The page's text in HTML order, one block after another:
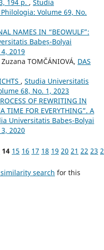
194 p. , Studia
Volume 69, No.
NAMES IN “BEOWULF”:
Babeș-Bolyai
2019
TOMČÁNIOVÁ, DAS
, Studia Universitatis
68, No. 1, 2023
OF REWRITING IN
TIME FOR EVERYTHING”. A
Universitatis Babeș-Bolyai
2020
14 15 16 17 18 19 20 21 22 23
search for this